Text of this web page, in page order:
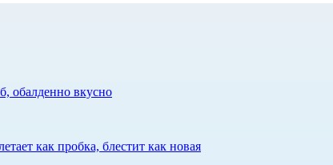
обалденно вкусно
как пробка, блестит как новая